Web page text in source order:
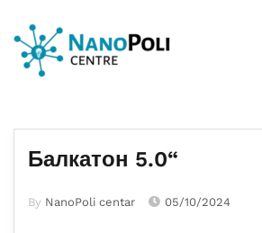
Балкатон 5.0“
By NanoPoli centar 05/10/2024